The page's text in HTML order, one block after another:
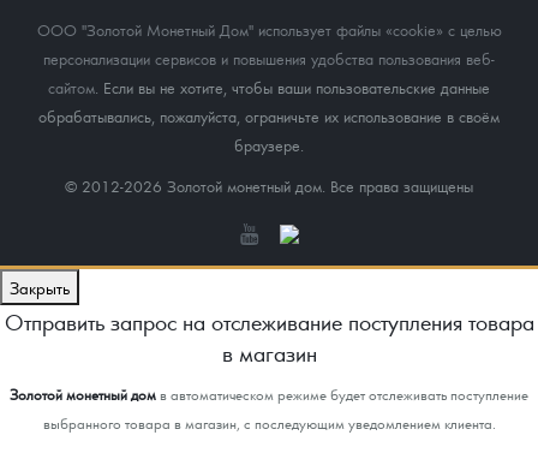
ООО "Золотой Монетный Дом" использует файлы «cookie» с целью
персонализации сервисов и повышения удобства пользования веб-
сайтом. Если вы не хотите, чтобы ваши пользовательские данные
обрабатывались, пожалуйста, ограничьте их использование в своём
браузере.
© 2012-2026 Золотой монетный дом. Все права защищены
Закрыть
Отправить запрос на отслеживание поступления товара
в магазин
Золотой монетный домв автоматическом режиме будет отслеживать поступление
выбранного товара в магазин, с последующим уведомлением клиента.